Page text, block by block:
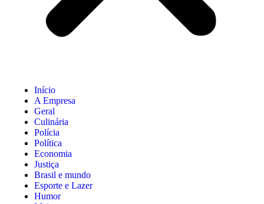
Início
A Empresa
Geral
Culinária
Polícia
Política
Economia
Justiça
Brasil e mundo
Esporte e Lazer
Humor